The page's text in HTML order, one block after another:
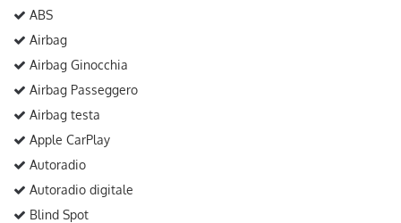
ABS
Airbag
Airbag Ginocchia
Airbag Passeggero
Airbag testa
Apple CarPlay
Autoradio
Autoradio digitale
Blind Spot